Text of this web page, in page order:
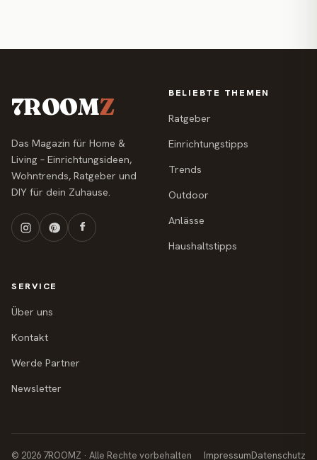
7ROOMZ
Das Magazin für Home &
Living – Einrichtungsideen,
Wohntrends, Ratgeber und
DIY für dein Zuhause.
BELIEBTE THEMEN
Ratgeber
Einrichtungstipps
Trends
Outdoor
Anlässe
Haushaltstipps
SERVICE
Über uns
Kontakt
Werde Partner
Newsletter
© 2026 7ROOMZ · Alle Rechte vorbehalten ImpressumDatenschutz